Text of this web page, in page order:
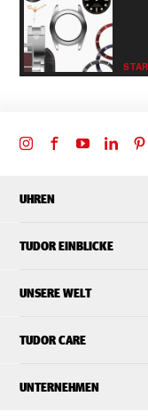
UHREN
TUDOR EINBLICKE
UNSERE WELT
TUDOR CARE
UNTERNEHMEN